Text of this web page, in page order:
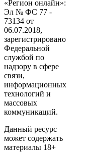
«Регион онлайн»:
Эл № ФС 77 -
73134 от
06.07.2018,
зарегистрировано
Федеральной
службой по
надзору в сфере
связи,
информационных
технологий и
массовых
коммуникаций.
Данный ресурс
может содержать
материалы 18+